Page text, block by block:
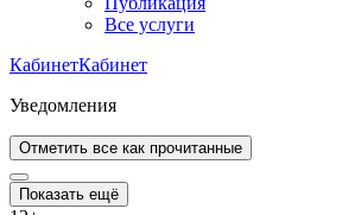
Все услуги
КабинетКабинет
Уведомления
Отметить все как прочитанные
Показать ещё